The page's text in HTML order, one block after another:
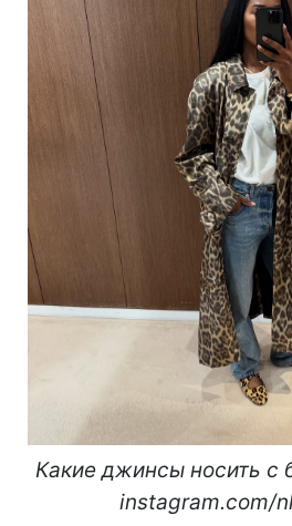
Какие джинсы носить с
instagram.com/